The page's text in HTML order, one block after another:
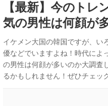
【最新】今のトレ
気の男性は何顔が
イケメン大国の韓国ですが、い
優などでいますよね！時代によ
の男性は何顔が多いのか大調査
るかもしれません！ぜひチェッ